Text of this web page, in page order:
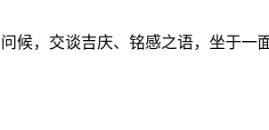
候，交谈吉庆、铭感之语，坐于一